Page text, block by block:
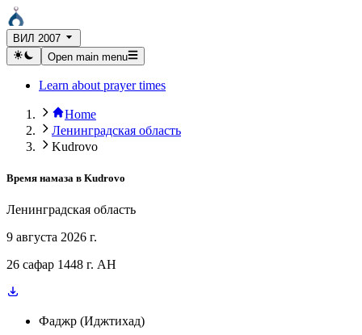
ВИЛ 2007
Open main menu
Learn about prayer times
Home
Ленинградская область
Kudrovo
Время намаза в Kudrovo
Ленинградская область
9 августа 2026 г.
26 сафар 1448 г. AH
Фаджр (Иджтихад)